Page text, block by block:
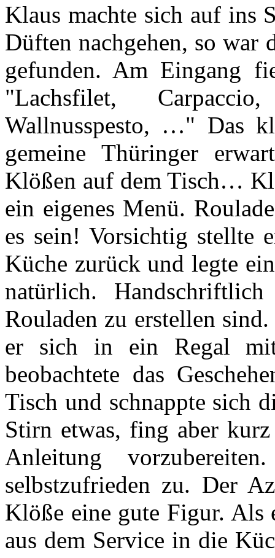
Klaus machte sich auf ins
Düften nachgehen, so war
gefunden. Am Eingang
"Lachsfilet,
Wallnusspesto, …" Das
gemeine Thüringer
Klößen auf dem Tisch…
ein eigenes Menü.
es sein! Vorsichtig stellte
Küche zurück und legte
natürlich.
Rouladen zu erstellen
er sich in ein Regal mit
beobachtete das
Tisch und schnappte sich
Stirn etwas, fing aber
Anleitung
selbstzufrieden zu. Der
Klöße eine gute Figur. Als
aus dem Service in die